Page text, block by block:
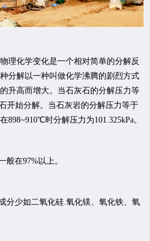
化学变化是一个相对简单的分解反
种分解以一种叫做化学沸腾的剧烈方式
升高而增大。当石灰石的分解压力等
开始分解。当石灰岩的分解压力等于
898~910℃时分解压力为101.325kPa。
在97%以上。
少如二氧化硅.氧化镁、氧化铁、氧